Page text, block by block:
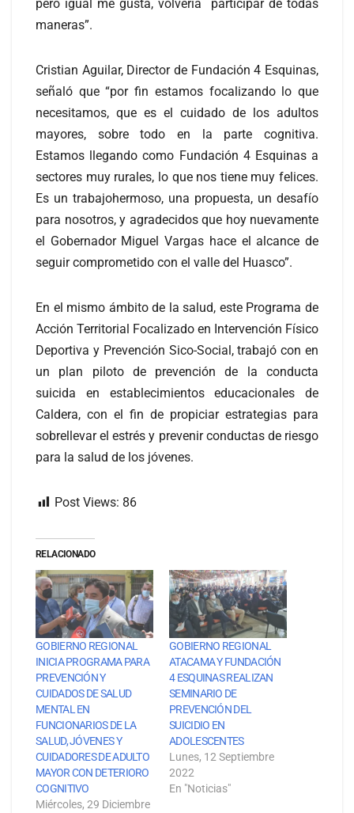
pero igual me gusta, volvería participar de todas
maneras”.
Cristian Aguilar, Director de Fundación 4 Esquinas,
señaló que “por fin estamos focalizando lo que
necesitamos, que es el cuidado de los adultos
mayores, sobre todo en la parte cognitiva.
Estamos llegando como Fundación 4 Esquinas a
sectores muy rurales, lo que nos tiene muy felices.
Es un trabajohermoso, una propuesta, un desafío
para nosotros, y agradecidos que hoy nuevamente
el Gobernador Miguel Vargas hace el alcance de
seguir comprometido con el valle del Huasco”.
En el mismo ámbito de la salud, este Programa de
Acción Territorial Focalizado en Intervención Físico
Deportiva y Prevención Sico-Social, trabajó con en
un plan piloto de prevención de la conducta
suicida en establecimientos educacionales de
Caldera, con el fin de propiciar estrategias para
sobrellevar el estrés y prevenir conductas de riesgo
para la salud de los jóvenes.
Post Views: 86
RELACIONADO
GOBIERNO REGIONAL
INICIA PROGRAMA PARA
PREVENCIÓN Y
CUIDADOS DE SALUD
MENTAL EN
FUNCIONARIOS DE LA
SALUD, JÓVENES Y
CUIDADORES DE ADULTO
MAYOR CON DETERIORO
COGNITIVO
Miércoles, 29 Diciembre
GOBIERNO REGIONAL
ATACAMA Y FUNDACIÓN
4 ESQUINAS REALIZAN
SEMINARIO DE
PREVENCIÓN DEL
SUICIDIO EN
ADOLESCENTES
Lunes, 12 Septiembre
2022
En "Noticias"